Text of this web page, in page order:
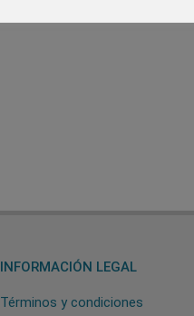
INFORMACIÓN LEGAL
Términos y condiciones